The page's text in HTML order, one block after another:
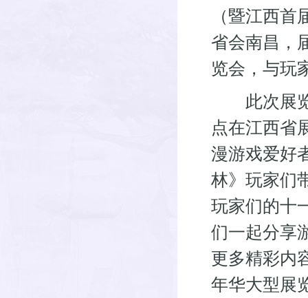
（暨江西
省会南昌，
览会，与玩
此次展览
点在江西省
漫游戏爱好
林》玩家们
玩家们的十
们一起分享
更多精彩内
年华大型展